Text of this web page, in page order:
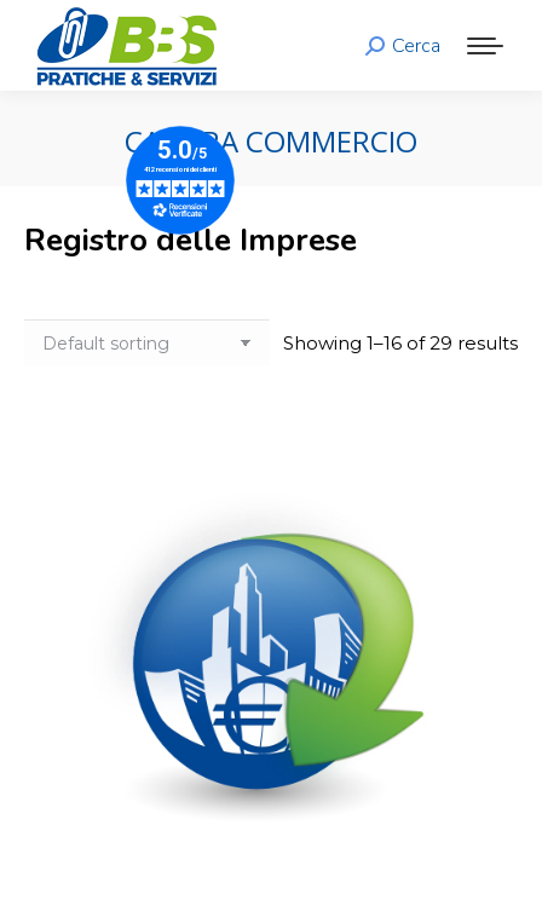
Search:
Cerca
CAMERA COMMERCIO
Registro delle Imprese
Showing 1–16 of 29 results